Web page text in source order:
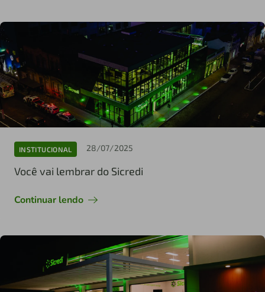
INSTITUCIONAL 28/07/2025
Você vai lembrar do Sicredi
Continuar lendo